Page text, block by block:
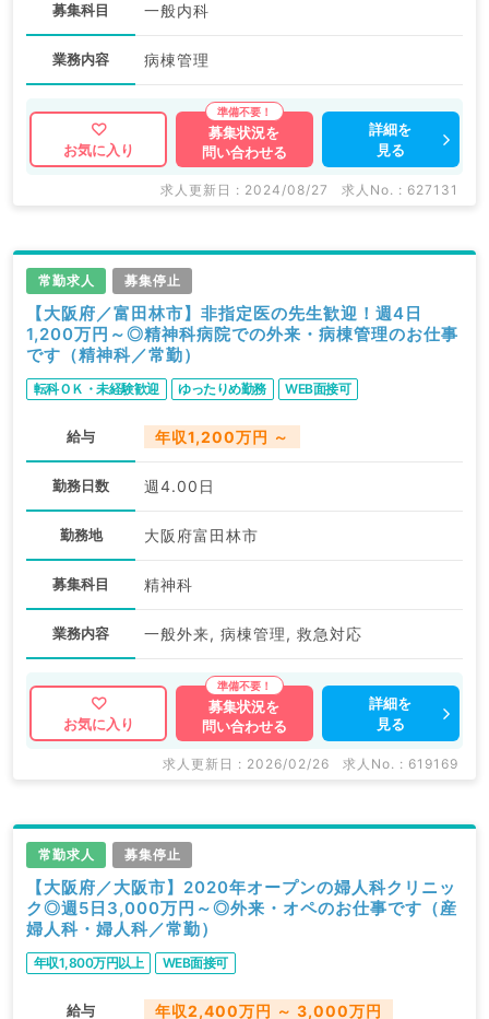
募集科目 一般内科
業務内容 病棟管理
お気に入り
募集状況を
問い合わせる
詳細を
見る
求人更新日 : 2024/08/27 求人No. : 627131
常勤求人 募集停止
【大阪府／富田林市】非指定医の先生歓迎！週4日
1,200万円～◎精神科病院での外来・病棟管理のお仕事
です（精神科／常勤）
転科ＯＫ・未経験歓迎 ゆったりめ勤務 WEB面接可
給与 年収1,200万円 ～
勤務日数 週4.00日
勤務地 大阪府富田林市
募集科目 精神科
業務内容 一般外来, 病棟管理, 救急対応
お気に入り
募集状況を
問い合わせる
詳細を
見る
求人更新日 : 2026/02/26 求人No. : 619169
常勤求人 募集停止
【大阪府／大阪市】2020年オープンの婦人科クリニッ
ク◎週5日3,000万円～◎外来・オペのお仕事です（産
婦人科・婦人科／常勤）
年収1,800万円以上 WEB面接可
給与 年収2,400万円 ～ 3,000万円